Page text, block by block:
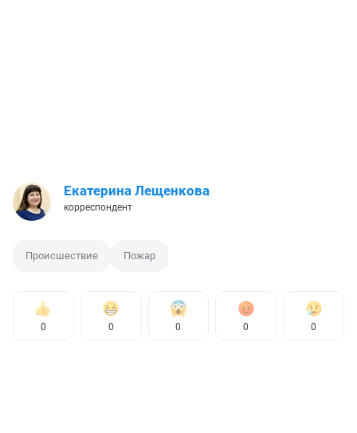
Екатерина Лещенкова
корреспондент
Происшествие Пожар
0 0 0 0 0